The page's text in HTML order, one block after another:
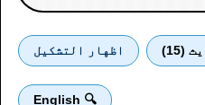
(15) اظهار التشكيل
🔍 English